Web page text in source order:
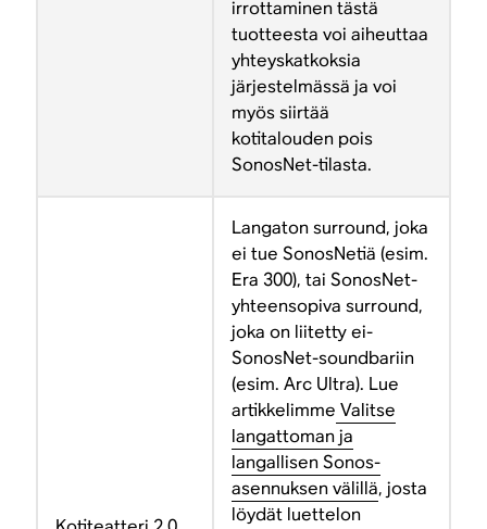
irrottaminen tästä
tuotteesta voi aiheuttaa
yhteyskatkoksia
järjestelmässä ja voi
myös siirtää
kotitalouden pois
SonosNet-tilasta.
Langaton surround, joka
ei tue SonosNetiä (esim.
Era 300), tai SonosNet-
yhteensopiva surround,
joka on liitetty ei-
SonosNet-soundbariin
(esim. Arc Ultra). Lue
artikkelimme Valitse
langattoman ja
langallisen Sonos-
asennuksen välillä, josta
löydät luettelon